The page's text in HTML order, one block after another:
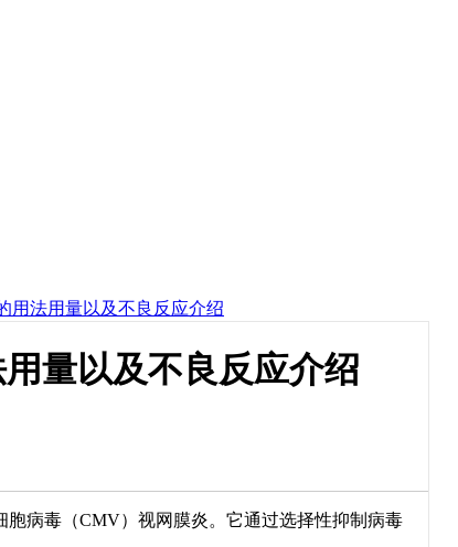
用法用量以及不良反应介绍
量以及不良反应介绍
病毒（CMV）视网膜炎。它通过选择性抑制病毒